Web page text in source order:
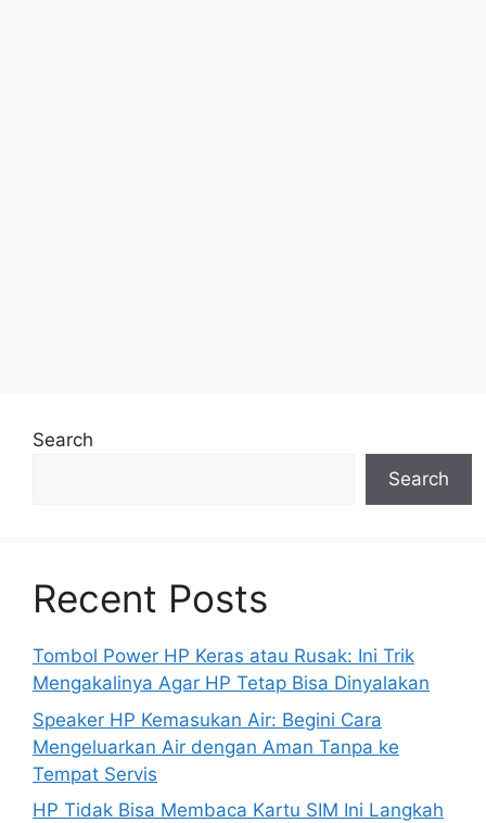
Search
Search
Recent Posts
Tombol Power HP Keras atau Rusak: Ini Trik
Mengakalinya Agar HP Tetap Bisa Dinyalakan
Speaker HP Kemasukan Air: Begini Cara
Mengeluarkan Air dengan Aman Tanpa ke
Tempat Servis
HP Tidak Bisa Membaca Kartu SIM Ini Langkah